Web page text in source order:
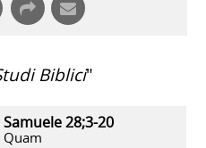
Biblici"
28;3-20
Quam